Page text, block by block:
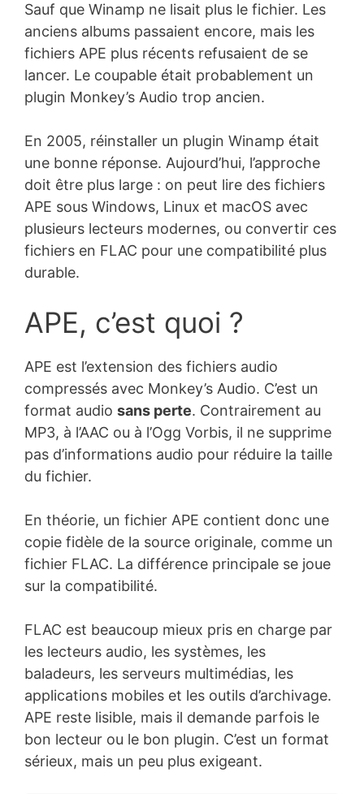
Sauf que Winamp ne lisait plus le fichier. Les
anciens albums passaient encore, mais les
fichiers APE plus récents refusaient de se
lancer. Le coupable était probablement un
plugin Monkey’s Audio trop ancien.
En 2005, réinstaller un plugin Winamp était
une bonne réponse. Aujourd’hui, l’approche
doit être plus large : on peut lire des fichiers
APE sous Windows, Linux et macOS avec
plusieurs lecteurs modernes, ou convertir ces
fichiers en FLAC pour une compatibilité plus
durable.
APE, c’est quoi ?
APE est l’extension des fichiers audio
compressés avec Monkey’s Audio. C’est un
format audio sans perte. Contrairement au
MP3, à l’AAC ou à l’Ogg Vorbis, il ne supprime
pas d’informations audio pour réduire la taille
du fichier.
En théorie, un fichier APE contient donc une
copie fidèle de la source originale, comme un
fichier FLAC. La différence principale se joue
sur la compatibilité.
FLAC est beaucoup mieux pris en charge par
les lecteurs audio, les systèmes, les
baladeurs, les serveurs multimédias, les
applications mobiles et les outils d’archivage.
APE reste lisible, mais il demande parfois le
bon lecteur ou le bon plugin. C’est un format
sérieux, mais un peu plus exigeant.